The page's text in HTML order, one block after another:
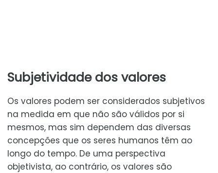
Subjetividade dos valores
Os valores podem ser considerados subjetivos
na medida em que não são válidos por si
mesmos, mas sim dependem das diversas
concepções que os seres humanos têm ao
longo do tempo. De uma perspectiva
objetivista, ao contrário, os valores são